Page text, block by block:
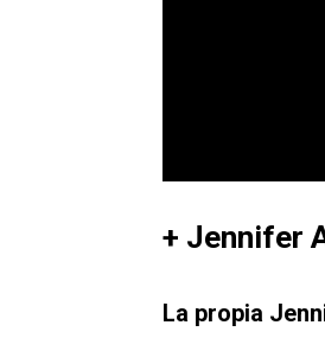
+ Jennifer
La propia